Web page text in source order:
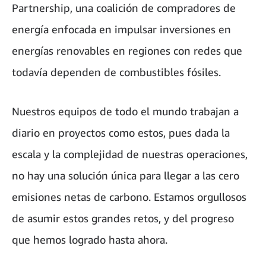
Partnership, una coalición de compradores de
energía enfocada en impulsar inversiones en
energías renovables en regiones con redes que
todavía dependen de combustibles fósiles.
Nuestros equipos de todo el mundo trabajan a
diario en proyectos como estos, pues dada la
escala y la complejidad de nuestras operaciones,
no hay una solución única para llegar a las cero
emisiones netas de carbono. Estamos orgullosos
de asumir estos grandes retos, y del progreso
que hemos logrado hasta ahora.